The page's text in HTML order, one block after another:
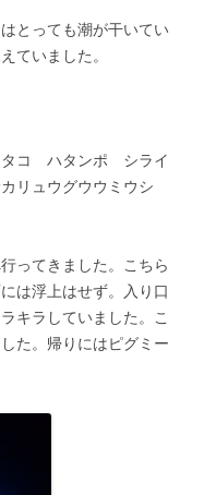
とっても潮が干いてい
ていました。
コ ハタンポ シライ
リュウグウウミウシ
ってきました。こちら
は浮上はせず。入り口
キラしていました。こ
た。帰りにはピグミー